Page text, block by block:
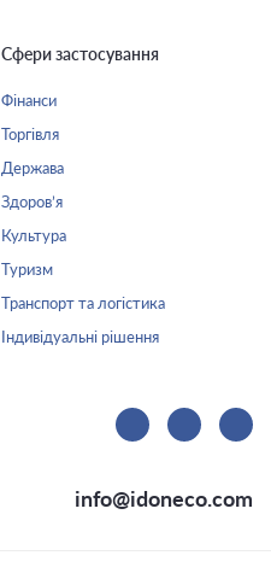
Сфери застосування
Фінанси
Торгівля
Держава
Здоров’я
Культура
Туризм
Транспорт та логістика
Індивідуальні рішення
info@idoneco.com